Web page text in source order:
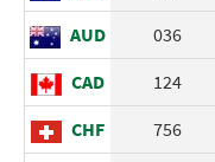
AUD
036
CAD
124
CHF
756